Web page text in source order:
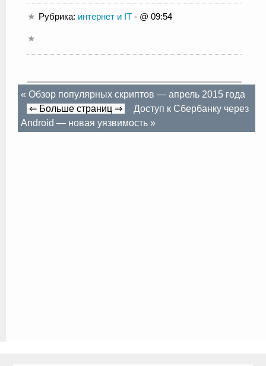
Рубрика: интернет и IT - @ 09:54
« Обзор популярных скриптов — апрель 2015 года
⇐ Больше страниц ⇒
Доступ к Сбербанку через
Android — новая уязвимость »